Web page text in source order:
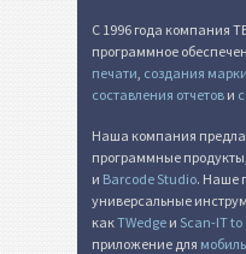
С 1996 года компания
программное
печати создания
составления отчетов и
Наша компания
программные
и Barcode Studio. Наше
универсальные
какTWedge и Scan-IT
приложение для